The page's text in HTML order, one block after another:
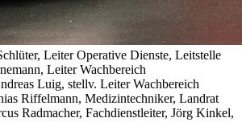
Leiter Operative Dienste, Leitstelle
Leiter Wachbereich
Luig, stellv. Leiter Wachbereich
Riffelmann, Medizintechniker, Landrat
Radmacher, Fachdienstleiter, Jörg Kinkel,